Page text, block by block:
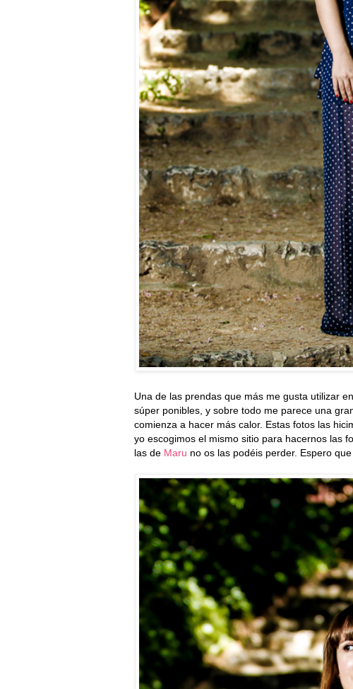
Una de las prendas que más me gusta utilizar
súper ponibles, y sobre todo me parece una
comienza a hacer más calor. Estas fotos las
yo escogimos el mismo sitio para hacernos las
las de Maru no os las podéis perder. Espero que